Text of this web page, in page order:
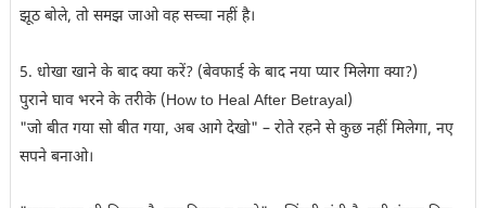
झूठ बोले, तो समझ जाओ वह सच्चा नहीं है।
5. धोखा खाने के बाद क्या करें? (बेवफाई के बाद नया प्यार मिलेगा क्या?)
पुराने घाव भरने के तरीके (How to Heal After Betrayal)
"जो बीत गया सो बीत गया, अब आगे देखो" – रोते रहने से कुछ नहीं मिलेगा, नए
सपने बनाओ।